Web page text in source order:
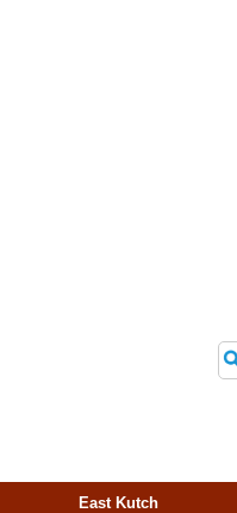
East Kutch